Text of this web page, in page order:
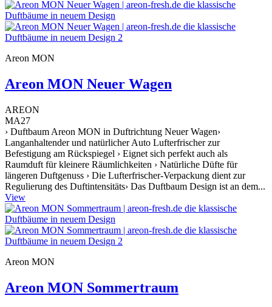
Areon MON
Areon MON Neuer Wagen
AREON
MA27
› Duftbaum Areon MON in Duftrichtung Neuer Wagen›
Langanhaltender und natürlicher Auto Lufterfrischer zur
Befestigung am Rückspiegel › Eignet sich perfekt auch als
Raumduft für kleinere Räumlichkeiten › Natürliche Düfte für
längeren Duftgenuss › Die Lufterfrischer-Verpackung dient zur
Regulierung des Duftintensitäts› Das Duftbaum Design ist an dem...
View
Areon MON
Areon MON Sommertraum